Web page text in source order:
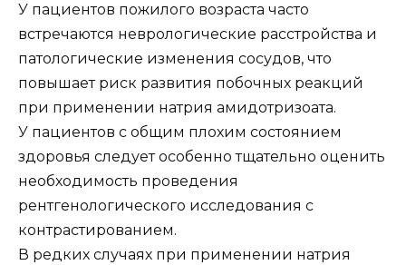
У пациентов пожилого возраста часто
встречаются неврологические расстройства и
патологические изменения сосудов, что
повышает риск развития побочных реакций
при применении натрия амидотризоата.
У пациентов с общим плохим состоянием
здоровья следует особенно тщательно оценить
необходимость проведения
рентгенологического исследования с
контрастированием.
В редких случаях при применении натрия